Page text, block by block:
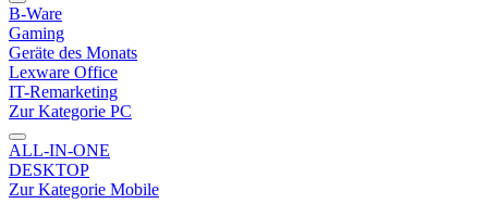
B-Ware
Gaming
Geräte des Monats
Lexware Office
IT-Remarketing
Zur Kategorie PC
ALL-IN-ONE
DESKTOP
Zur Kategorie Mobile